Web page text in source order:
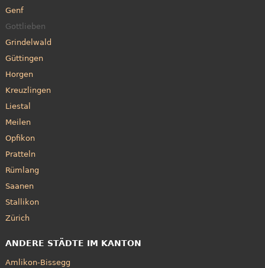
Genf
Gottlieben
Grindelwald
Güttingen
Horgen
Kreuzlingen
Liestal
Meilen
Opfikon
Pratteln
Rümlang
Saanen
Stallikon
Zürich
ANDERE STÄDTE IM KANTON
Amlikon-Bissegg